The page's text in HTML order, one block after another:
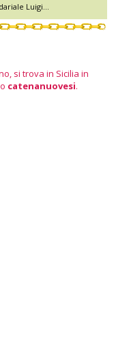
Luigi...
si trova in Sicilia in
catenanuovesi.